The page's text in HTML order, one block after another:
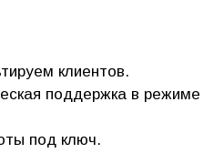
клиентов.
поддержка в режиме
под ключ.